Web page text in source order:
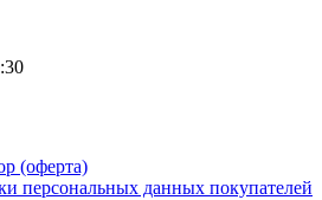
(оферта)
персональных данных покупателей